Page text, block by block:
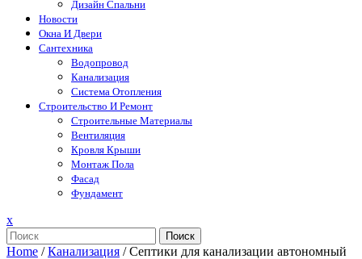
Дизайн Спальни
Новости
Окна И Двери
Сантехника
Водопровод
Канализация
Система Отопления
Строительство И Ремонт
Строительные Материалы
Вентиляция
Кровля Крыши
Монтаж Пола
Фасад
Фундамент
xЗакрыть
меню
Поиск
Home /Канализация /Септики для канализации автономный